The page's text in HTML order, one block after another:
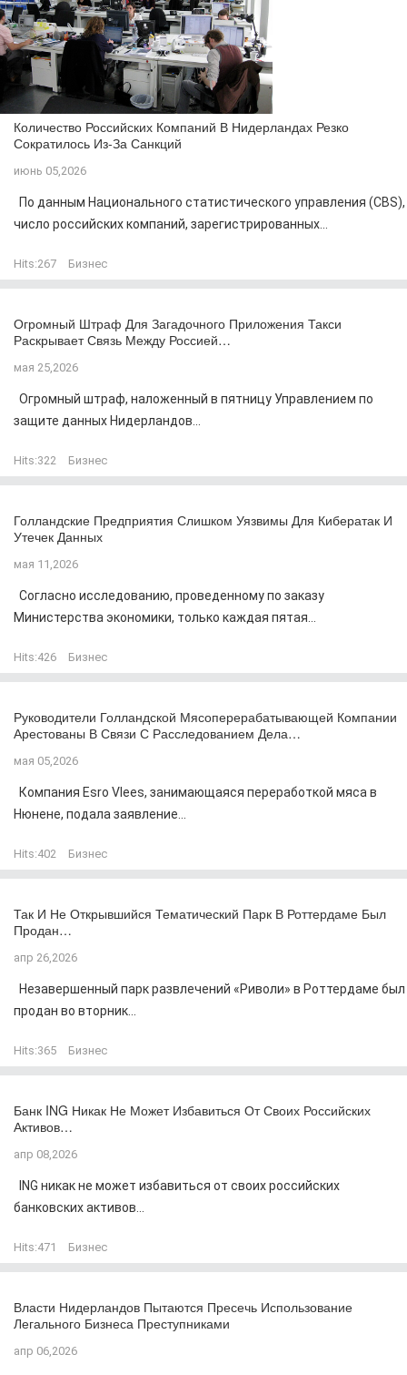
Количество Российских Компаний В Нидерландах Резко
Сократилось Из-За Санкций
июнь 05,2026
По данным Национального статистического управления (CBS),
число российских компаний, зарегистрированных...
Hits:267 Бизнес
Огромный Штраф Для Загадочного Приложения Такси
Раскрывает Связь Между Россией…
мая 25,2026
Огромный штраф, наложенный в пятницу Управлением по
защите данных Нидерландов...
Hits:322 Бизнес
Голландские Предприятия Слишком Уязвимы Для Кибератак И
Утечек Данных
мая 11,2026
Согласно исследованию, проведенному по заказу
Министерства экономики, только каждая пятая...
Hits:426 Бизнес
Руководители Голландской Мясоперерабатывающей Компании
Арестованы В Связи С Расследованием Дела…
мая 05,2026
Компания Esro Vlees, занимающаяся переработкой мяса в
Нюнене, подала заявление...
Hits:402 Бизнес
Так И Не Открывшийся Тематический Парк В Роттердаме Был
Продан…
апр 26,2026
Незавершенный парк развлечений «Риволи» в Роттердаме был
продан во вторник...
Hits:365 Бизнес
Банк ING Никак Не Может Избавиться От Своих Российских
Активов…
апр 08,2026
ING никак не может избавиться от своих российских
банковских активов...
Hits:471 Бизнес
Власти Нидерландов Пытаются Пресечь Использование
Легального Бизнеса Преступниками
апр 06,2026